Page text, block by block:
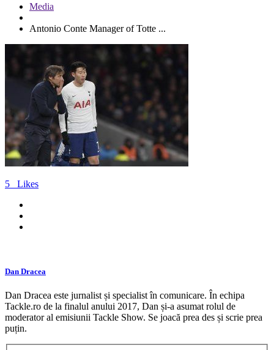
Media
Antonio Conte Manager of Totte ...
5 Likes
Dan Dracea
Dan Dracea este jurnalist și specialist în comunicare. În echipa
Tackle.ro de la finalul anului 2017, Dan și-a asumat rolul de
moderator al emisiunii Tackle Show. Se joacă prea des și scrie prea
puțin.